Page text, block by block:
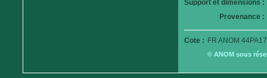
Support et dimensions :
Provenance :
Cote : FR ANOM
© ANOM sous